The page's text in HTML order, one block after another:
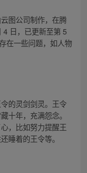
图公司制作，在腾
日，已更新至第 5
在一些问题，如人物
的灵剑剑灵。王令
十年，充满怨念。
，比如努力提醒王
睡着的王令等。